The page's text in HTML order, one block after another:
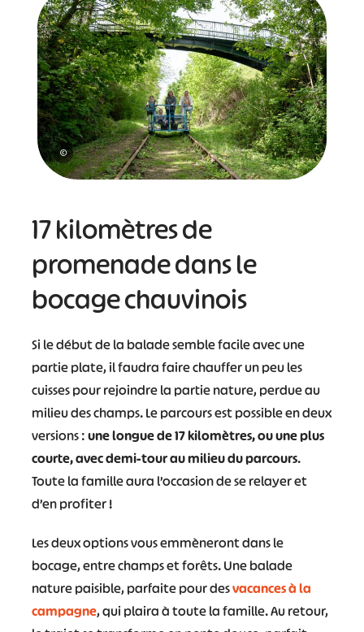
©
17 kilomètres de
promenade dans le
bocage chauvinois
Si le début de la balade semble facile avec une
partie plate, il faudra faire chauffer un peu les
cuisses pour rejoindre la partie nature, perdue au
milieu des champs. Le parcours est possible en deux
versions :une longue de 17 kilomètres, ou une plus
courte, avec demi-tour au milieu du parcours.
Toute la famille aura l’occasion de se relayer et
d’en profiter !
Les deux options vous emmèneront dans le
bocage, entre champs et forêts. Une balade
nature paisible, parfaite pour desvacances à la
campagne, qui plaira à toute la famille. Au retour,